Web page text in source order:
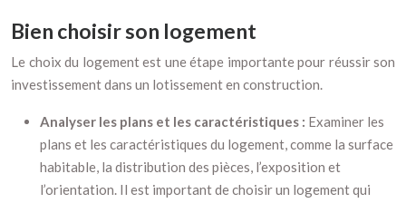
Bien choisir son logement
Le choix du logement est une étape importante pour réussir son
investissement dans un lotissement en construction.
Analyser les plans et les caractéristiques : Examiner les
plans et les caractéristiques du logement, comme la surface
habitable, la distribution des pièces, l’exposition et
l’orientation. Il est important de choisir un logement qui